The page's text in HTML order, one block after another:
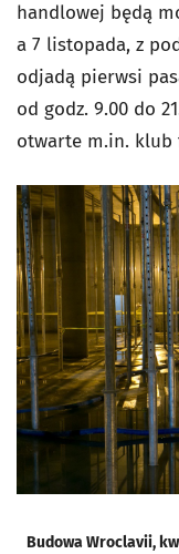
handlowej będą
a 7 listopada, z
odjadą pierwsi
od godz. 9.00 do
otwarte m.in. klub
Budowa Wroclavii,